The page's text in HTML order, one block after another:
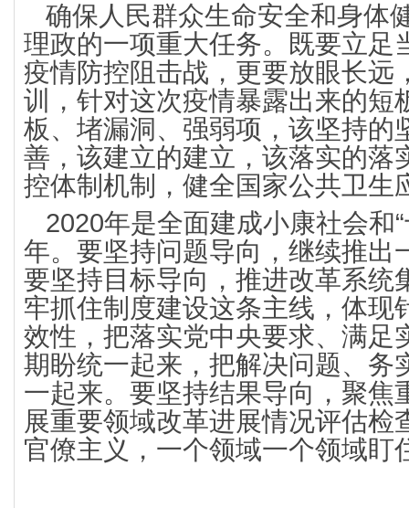
确保人民群众生命安全和身体
理政的一项重大任务。既要立足
疫情防控阻击战，更要放眼长远
训，针对这次疫情暴露出来的短
板、堵漏洞、强弱项，该坚持的
善，该建立的建立，该落实的落
控体制机制，健全国家公共卫生
2020年是全面建成小康社会和
年。要坚持问题导向，继续推出
要坚持目标导向，推进改革系统
牢抓住制度建设这条主线，体现
效性，把落实党中央要求、满足
期盼统一起来，把解决问题、务
一起来。要坚持结果导向，聚焦
展重要领域改革进展情况评估检
官僚主义，一个领域一个领域盯